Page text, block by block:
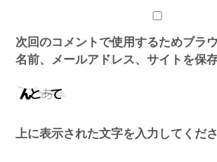
次回のコメントで使用するためブラ
名前、メールアドレス、サイトを保存
上に表示された文字を入力してくださ